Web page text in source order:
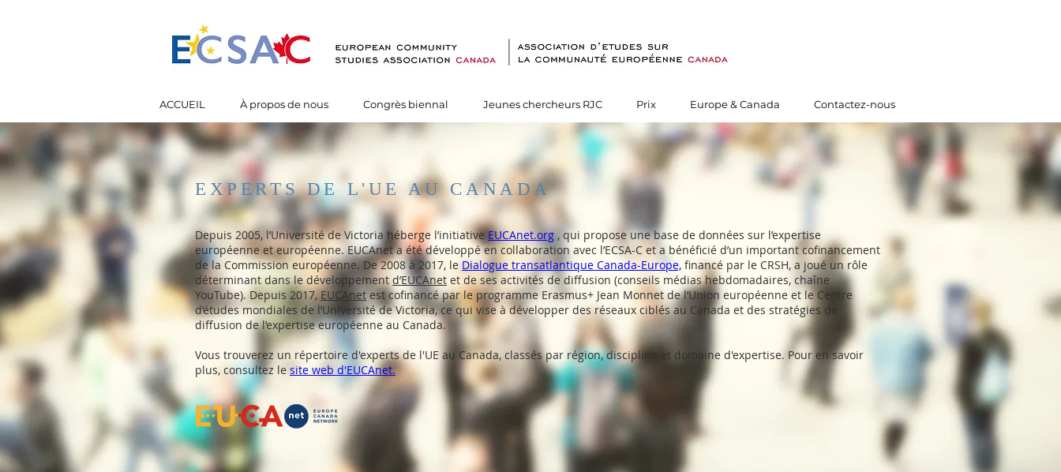
ACCUEIL À propos de nous Congrès biennal Jeunes chercheurs RJC Prix Europe & Canada Contactez-nous
Depuis 2005, l’Université de Victoria héberge l’initiativeEUCAnet.org, qui propose une base de données sur l’expertise
européenne et européenne. EUCAnet a été développé en collaboration avec l’ECSA-C et a bénéficié d’un important cofinancement
de la Commission européenne. De 2008 à 2017, leDialogue transatlantique Canada-Europe, financé par le CRSH, a joué un rôle
déterminant dans le développement d’EUCAnet et de ses activités de diffusion (conseils médias hebdomadaires, chaîne
YouTube). Depuis 2017,EUCAnet est cofinancé par le programme Erasmus+ Jean Monnet de l’Union européenne et le Centre
d’études mondiales de l’Université de Victoria, ce qui vise à développer des réseaux ciblés au Canada et des stratégies de
diffusion de l’expertise européenne au Canada.
Vous trouverez un répertoire d'experts de l'UE au Canada, classés par région, discipline et domaine d'expertise. Pour en savoir
plus, consultez le site web d'EUCAnet.
EXPERTS DE L'UE AU CANADA